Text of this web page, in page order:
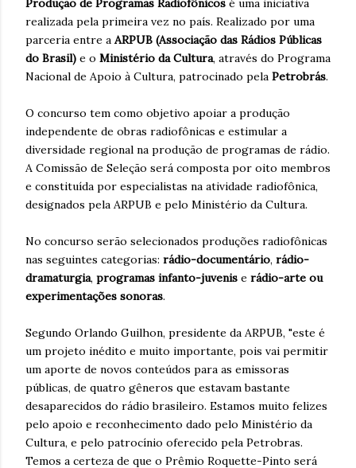
Produção de Programas Radiofônicos é uma iniciativa
realizada pela primeira vez no país. Realizado por uma
parceria entre a ARPUB (Associação das Rádios Públicas
do Brasil) e o Ministério da Cultura, através do Programa
Nacional de Apoio à Cultura, patrocinado pela Petrobrás.
O concurso tem como objetivo apoiar a produção
independente de obras radiofônicas e estimular a
diversidade regional na produção de programas de rádio.
A Comissão de Seleção será composta por oito membros
e constituída por especialistas na atividade radiofônica,
designados pela ARPUB e pelo Ministério da Cultura.
No concurso serão selecionados produções radiofônicas
nas seguintes categorias: rádio-documentário, rádio-
dramaturgia, programas infanto-juvenis e rádio-arte ou
experimentações sonoras.
Segundo Orlando Guilhon, presidente da ARPUB, "este é
um projeto inédito e muito importante, pois vai permitir
um aporte de novos conteúdos para as emissoras
públicas, de quatro gêneros que estavam bastante
desaparecidos do rádio brasileiro. Estamos muito felizes
pelo apoio e reconhecimento dado pelo Ministério da
Cultura, e pelo patrocínio oferecido pela Petrobras.
Temos a certeza de que o Prêmio Roquette-Pinto será